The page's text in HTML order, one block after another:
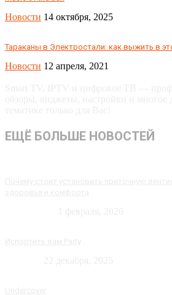
Новости 14 октября, 2025
Тараканы в Электростали: как выжить в
Новости 12 апреля, 2021
ЕЩЁ БОЛЬШЕ НОВОСТЕЙ